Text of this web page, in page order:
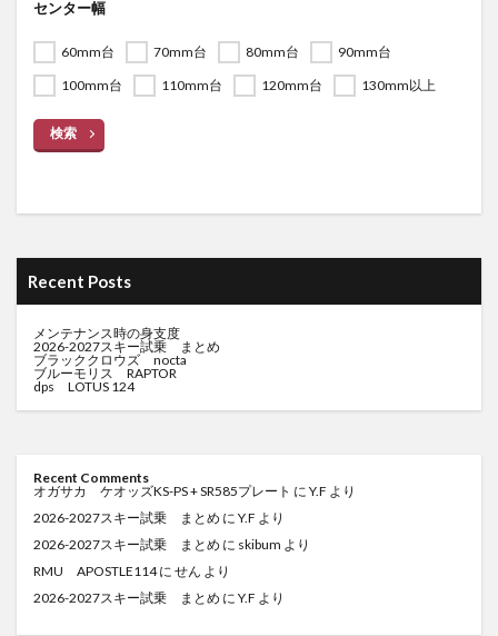
センター幅
60mm台 70mm台 80mm台
90mm台
100mm台
110mm台 120mm台 130mm以上
検索
Recent Posts
メンテナンス時の身支度
2026-2027スキー試乗 まとめ
ブラッククロウズ nocta
ブルーモリス RAPTOR
dps LOTUS 124
Recent Comments
オガサカ ケオッズKS-PS + SR585プレート に Y.F より
2026-2027スキー試乗 まとめ に Y.F より
2026-2027スキー試乗 まとめ に skibum より
RMU APOSTLE114に せん より
2026-2027スキー試乗 まとめ に Y.F より